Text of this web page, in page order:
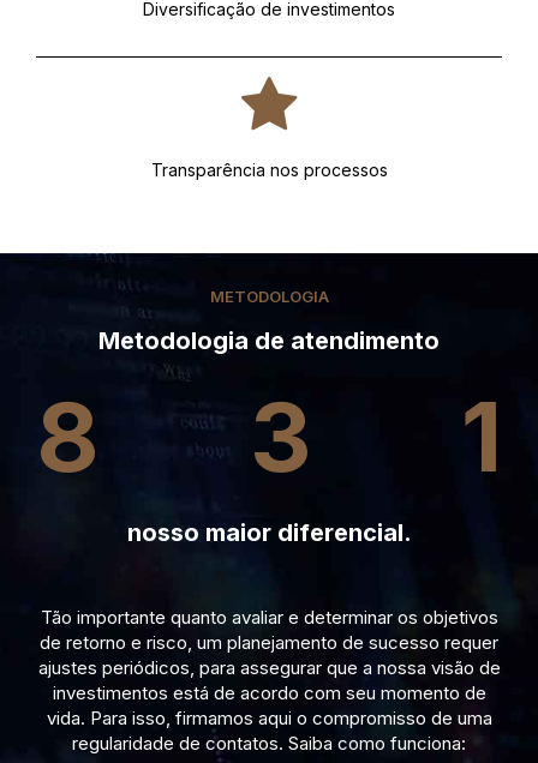
Diversificação de investimentos
Transparência nos processos
METODOLOGIA
Metodologia de atendimento
8 3 1
nosso maior diferencial.
Tão importante quanto avaliar e determinar os objetivos
de retorno e risco, um planejamento de sucesso requer
ajustes periódicos, para assegurar que a nossa visão de
investimentos está de acordo com seu momento de
vida. Para isso, firmamos aqui o compromisso de uma
regularidade de contatos. Saiba como funciona: